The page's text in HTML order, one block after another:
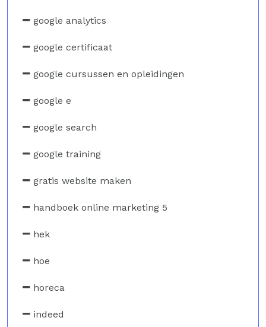
google analytics
google certificaat
google cursussen en opleidingen
google e
google search
google training
gratis website maken
handboek online marketing 5
hek
hoe
horeca
indeed